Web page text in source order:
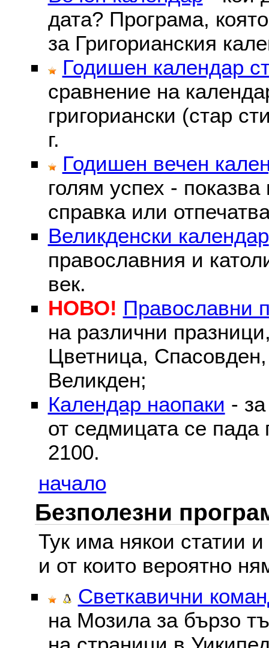
дата? Програма,
за Григорианския
Годишен календар
сравнение на
григориански (стар
г.
Годишен вечен
голям успех -
справка или
Великденски календар
православния и
век.
НОВО! Православни
на различни
Цветница, Спасовден,
Великден;
Календар наопаки -
от седмицата се пада
2100.
начало
Безполезни
Тук има някои статии
и от които вероятно
Светкавични
на Мозила за бързо